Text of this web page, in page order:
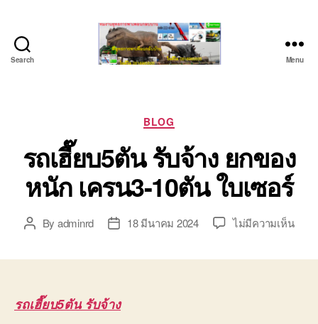
Search
ยก
ของ
หนัก
ติดต่อ
0818900005,
0640711613,
0800628488
Menu
Categories
BLOG
รถเฮี๊ยบ5ตัน รับจ้าง ยกของ
หนัก เครน3-10ตัน ใบเซอร์
PostBy adminrd
Post18 มีนาคม 2024 ไม่มีความเห็นบน
รถเฮี๊ยบ5ตัน รับจ้าง